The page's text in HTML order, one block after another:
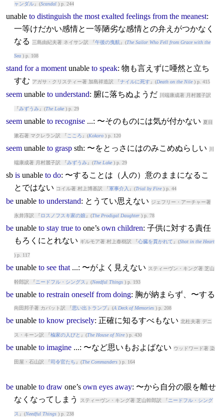
ャンダル』(Scandal) p. 244
unable to distinguish the most exalted feelings from the meanest:
一等けだかい感情と一等陋劣な感情との弁えがつかなく
なる
三島由紀夫著 ネイサン訳 『午後の曳航 』(The Sailor Who Fell from Grace with the
Sea) p. 108
stand for a moment unable to speak: 物も言えずに唖然と立ち
すむ アガサ・クリスティー著 加島祥造訳 『ナイルに死す』(Death on the Nile) p. 415
seem unable to understand: 腑に落ちぬようだ 川端康成著 月村麗子訳
『みずうみ』(The Lake) p. 29
seem unable to recognise...: 〜そのものには気が付かない 夏目
漱石著 マクレラン訳 『 こころ 』(Kokoro) p. 120
seem unable to graspsth: 〜をとっさにはのみこめぬらしい 川
端康成著 月村麗子訳 『みずうみ』(The Lake) p. 29
sb is unable to do: 〜することは（人の）意のままになるこ
とではない コイル著 村上博基訳 『軍事介入 』(Trial by Fire) p. 44
be unable to understand: とうてい思えない ジェフリー・アーチャー著
永井淳訳 『 ロスノフスキ家の娘 』(The Prodigal Daughter) p. 78
be unable to stay true toone’s own children: 子供に対する責任
もろくにとれない ギルモア著 村上春樹訳 『心臓を貫かれて 』(Shot in the Heart
) p. 117
be unable to see that...: 〜がよく見えない スティーヴン・キング著 芝山
幹郎訳 『 ニードフル・シングス 』(Needful Things) p. 193
be unable to restrain oneself from doing: 胸が納まらず、〜する
向田邦子著 カバット訳 『思い出トランプ』(A Deck of Memories) p. 208
be unable to know precisely: 正確に知るすべもない 北杜夫著 デニ
ス・キーン訳 『楡家の人びと 』(The House of Nire) p. 430
be unable to imagine...: 〜など思いもおよばない ウッドワード著 染
田屋・石山訳 『司令官たち 』(The Commanders) p. 164
be unable to drawone’s own eyes away: 〜から自分の眼を離せ
なくなってしまう
スティーヴン・キング著 芝山幹郎訳 『 ニードフル・シング
ス 』(Needful Things) p. 238